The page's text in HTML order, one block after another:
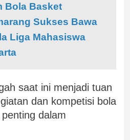
Bola Basket
Sukses Bawa
Liga Mahasiswa
saat ini menjadi tuan
dan kompetisi bola
dalam